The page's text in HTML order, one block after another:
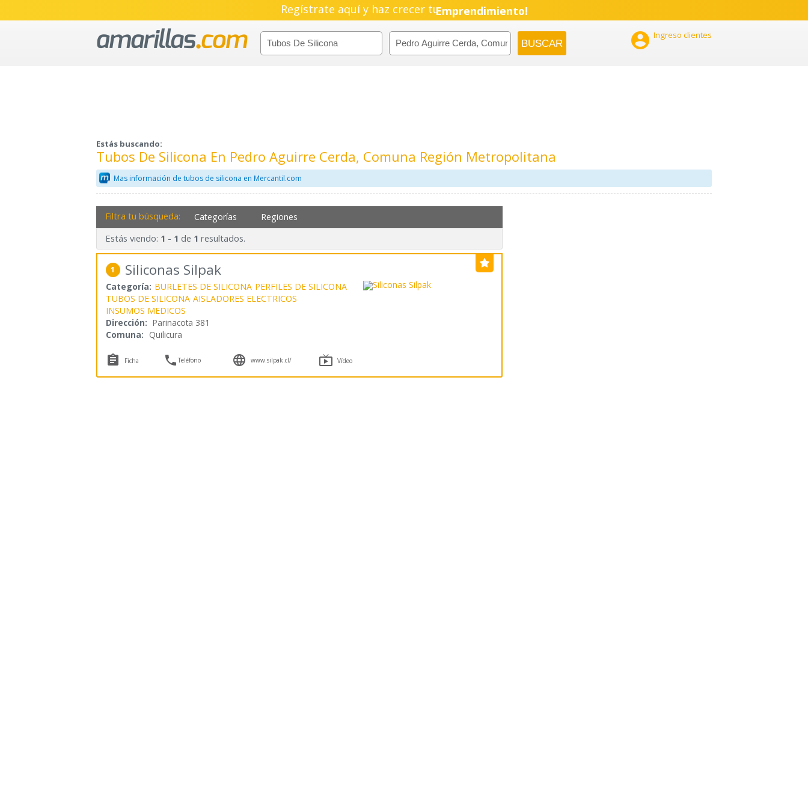
Regístrate aquí y haz crecer tuEmprendimiento!
 Ingreso clientes
Estás buscando:
Tubos De Silicona En Pedro Aguirre Cerda, Comuna Región Metropolitana
Mas información de tubos de silicona en Mercantil.com
Filtra tu búsqueda: Categorías Regiones
Estás viendo: 1 - 1 de 1 resultados.
1 Siliconas Silpak
Categoría: BURLETES DE SILICONA PERFILES DE SILICONA
TUBOS DE SILICONA AISLADORES ELECTRICOS
INSUMOS MEDICOS
Dirección: Parinacota 381
Comuna: Quilicura
 Ficha Teléfono  www.silpak.cl/  Vídeo